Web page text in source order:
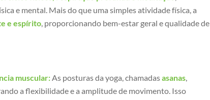
e mental. Mais do que uma simples atividade física, a
e espírito , proporcionando bem-estar geral e qualidade de
muscular:As posturas da yoga, chamadasasanas,
a flexibilidade e a amplitude de movimento. Isso